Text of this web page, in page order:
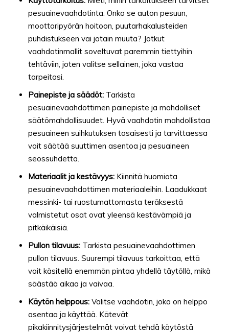
pesuainevaahdotinta. Onko se auton pesuun,
moottoripyörän hoitoon, puutarhakalusteiden
puhdistukseen vai jotain muuta? Jotkut
vaahdotinmallit soveltuvat paremmin tiettyihin
tehtäviin, joten valitse sellainen, joka vastaa
tarpeitasi.
Painepiste ja säädöt: Tarkista
pesuainevaahdottimen painepiste ja mahdolliset
säätömahdollisuudet. Hyvä vaahdotin mahdollistaa
pesuaineen suihkutuksen tasaisesti ja tarvittaessa
voit säätää suuttimen asentoa ja pesuaineen
seossuhdetta.
Materiaalit ja kestävyys: Kiinnitä huomiota
pesuainevaahdottimen materiaaleihin. Laadukkaat
messinki- tai ruostumattomasta teräksestä
valmistetut osat ovat yleensä kestävämpiä ja
pitkäikäisiä.
Pullon tilavuus: Tarkista pesuainevaahdottimen
pullon tilavuus. Suurempi tilavuus tarkoittaa, että
voit käsitellä enemmän pintaa yhdellä täytöllä, mikä
säästää aikaa ja vaivaa.
Käytön helppous: Valitse vaahdotin, joka on helppo
asentaa ja käyttää. Kätevät
pikakiinnitysjärjestelmät voivat tehdä käytöstä